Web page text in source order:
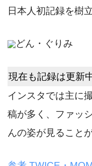
日本人初記録を樹
どん・ぐりみ
現在も記録は更新
インスタでは主に
稿が多く、ファッ
んの姿が見ること